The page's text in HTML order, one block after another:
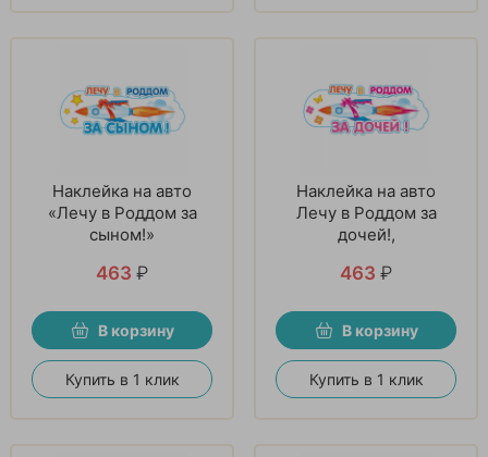
Наклейка на авто
«Лечу в Роддом за
сыном!»
463 ₽
В корзину
Купить в 1 клик
Наклейка на авто
Лечу в Роддом за
дочей!,
463 ₽
В корзину
Купить в 1 клик